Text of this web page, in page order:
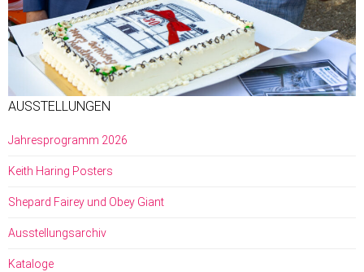
AUSSTELLUNGEN
Jahresprogramm 2026
Keith Haring Posters
Shepard Fairey und Obey Giant
Ausstellungsarchiv
Kataloge